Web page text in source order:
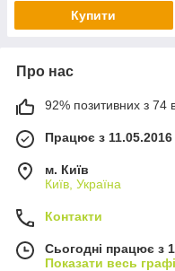
Купити
Про нас
92% позитивних з 74
Працює з 11.05.2016
м. Київ
Київ, Україна
Контакти
Сьогодні працює з
Показати весь